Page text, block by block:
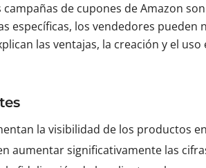
campañas de cupones de Amazon
específicas, los vendedores
las ventajas, la creación y el
la visibilidad de los productos
aumentar significativamente las